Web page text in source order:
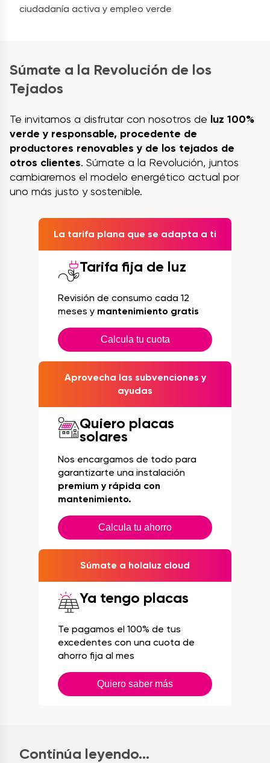
ciudadanía activa y empleo verde
Súmate a la Revolución de los
Tejados
Te invitamos a disfrutar con nosotros de luz 100%
verde y responsable, procedente de
productores renovables y de los tejados de
otros clientes. Súmate a la Revolución, juntos
cambiaremos el modelo energético actual por
uno más justo y sostenible.
La tarifa plana que se adapta a ti
Tarifa fija de luz
Revisión de consumo cada 12
meses y mantenimiento gratis
Calcula tu cuota
Aprovecha las subvenciones y
ayudas
Quiero placas
solares
Nos encargamos de todo para
garantizarte una instalación
premium y rápida con
mantenimiento.
Calcula tu ahorro
Súmate a holaluz cloud
Ya tengo placas
Te pagamos el 100% de tus
excedentes con una cuota de
ahorro fija al mes
Quiero saber más
Continúa leyendo...